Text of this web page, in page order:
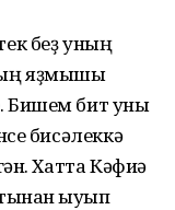
беҙ уның
яҙмышы
Бишем бит уны
бисәлеккә
Хатта Кәфиә
ҡыуып